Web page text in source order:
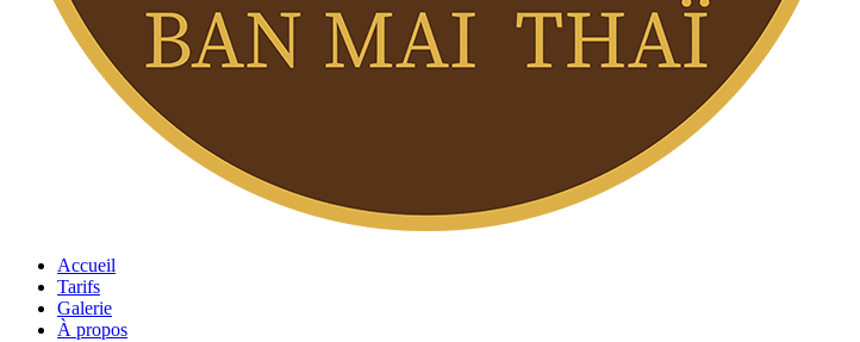
Accueil
Tarifs
Galerie
À propos